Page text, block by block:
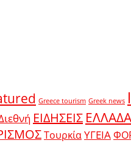
Greece tourism Greek news
ΕΙΔΗΣΕΙΣ ΕΛΛΑΔΑ
ΤουρκίαΥΓΕΙΑ